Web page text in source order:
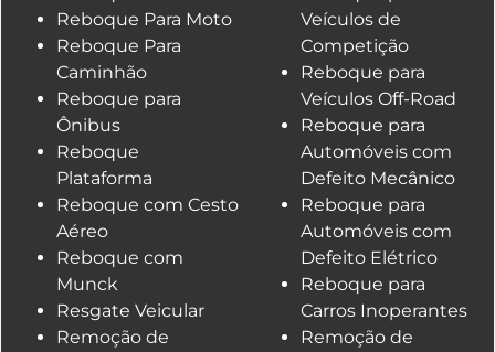
Reboque Para Moto
Reboque Para
Caminhão
Reboque para
Ônibus
Reboque
Plataforma
Reboque com Cesto
Aéreo
Reboque com
Munck
Resgate Veicular
Remoção de
Veículos de
Competição
Reboque para
Veículos Off-Road
Reboque para
Automóveis com
Defeito Mecânico
Reboque para
Automóveis com
Defeito Elétrico
Reboque para
Carros Inoperantes
Remoção de